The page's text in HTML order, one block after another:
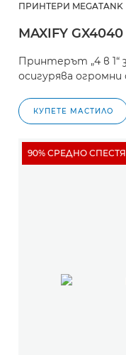
ПРИНТЕРИ MEGATANK
MAXIFY GX4040
Принтерът „4 в 1“
осигурява огромни
КУПЕТЕ МАСТИЛО
90% СРЕДНО